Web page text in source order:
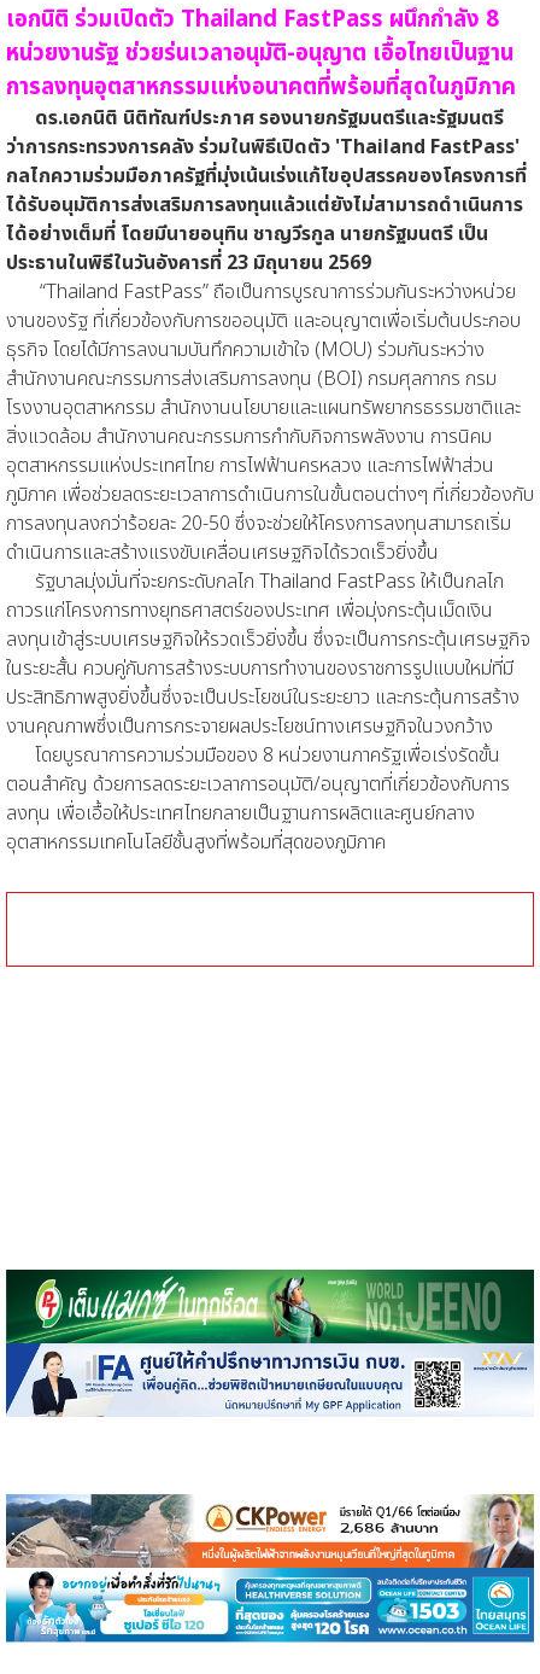
เอกนิติ ร่วมเปิดตัว Thailand FastPass ผนึกกำลัง 8
หน่วยงานรัฐ ช่วยร่นเวลาอนุมัติ-อนุญาต เอื้อไทยเป็นฐาน
การลงทุนอุตสาหกรรมแห่งอนาคตที่พร้อมที่สุดในภูมิภาค
ดร.เอกนิติ นิติทัณฑ์ประภาศ รองนายกรัฐมนตรีและรัฐมนตรี
ว่าการกระทรวงการคลัง ร่วมในพิธีเปิดตัว 'Thailand FastPass'
กลไกความร่วมมือภาครัฐที่มุ่งเน้นเร่งแก้ไขอุปสรรคของโครงการที่
ได้รับอนุมัติการส่งเสริมการลงทุนแล้วแต่ยังไม่สามารถดำเนินการ
ได้อย่างเต็มที่ โดยมีนายอนุทิน ชาญวีรกูล นายกรัฐมนตรี เป็น
ประธานในพิธีในวันอังคารที่ 23 มิถุนายน 2569
“Thailand FastPass” ถือเป็นการบูรณาการร่วมกันระหว่างหน่วย
งานของรัฐ ที่เกี่ยวข้องกับการขออนุมัติ และอนุญาตเพื่อเริ่มต้นประกอบ
ธุรกิจ โดยได้มีการลงนามบันทึกความเข้าใจ (MOU) ร่วมกันระหว่าง
สำนักงานคณะกรรมการส่งเสริมการลงทุน (BOI) กรมศุลกากร กรม
โรงงานอุตสาหกรรม สำนักงานนโยบายและแผนทรัพยากรธรรมชาติและ
สิ่งแวดล้อม สำนักงานคณะกรรมการกำกับกิจการพลังงาน การนิคม
อุตสาหกรรมแห่งประเทศไทย การไฟฟ้านครหลวง และการไฟฟ้าส่วน
ภูมิภาค เพื่อช่วยลดระยะเวลาการดำเนินการในขั้นตอนต่างๆ ที่เกี่ยวข้องกับ
การลงทุนลงกว่าร้อยละ 20-50 ซึ่งจะช่วยให้โครงการลงทุนสามารถเริ่ม
ดำเนินการและสร้างแรงขับเคลื่อนเศรษฐกิจได้รวดเร็วยิ่งขึ้น
รัฐบาลมุ่งมั่นที่จะยกระดับกลไก Thailand FastPass ให้เป็นกลไก
ถาวรแก่โครงการทางยุทธศาสตร์ของประเทศ เพื่อมุ่งกระตุ้นเม็ดเงิน
ลงทุนเข้าสู่ระบบเศรษฐกิจให้รวดเร็วยิ่งขึ้น ซึ่งจะเป็นการกระตุ้นเศรษฐกิจ
ในระยะสั้น ควบคู่กับการสร้างระบบการทำงานของราชการรูปแบบใหม่ที่มี
ประสิทธิภาพสูงยิ่งขึ้นซึ่งจะเป็นประโยชน์ในระยะยาว และกระตุ้นการสร้าง
งานคุณภาพซึ่งเป็นการกระจายผลประโยชน์ทางเศรษฐกิจในวงกว้าง
โดยบูรณาการความร่วมมือของ 8 หน่วยงานภาครัฐเพื่อเร่งรัดขั้น
ตอนสำคัญ ด้วยการลดระยะเวลาการอนุมัติ/อนุญาตที่เกี่ยวข้องกับการ
ลงทุน เพื่อเอื้อให้ประเทศไทยกลายเป็นฐานการผลิตและศูนย์กลาง
อุตสาหกรรมเทคโนโลยีชั้นสูงที่พร้อมที่สุดของภูมิภาค